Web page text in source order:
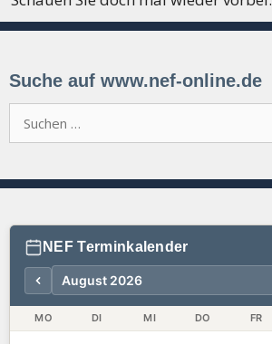
Suche auf www.nef-online.de
nach:
NEF Terminkalender
MO DI MI DO FR